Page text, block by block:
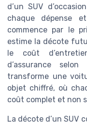
d’un SUV
chaque dépense
commence par le
estime la décote
le coût
d’assurance
transforme une
objet chiffré, où
coût complet et non
La décote d’un SUV